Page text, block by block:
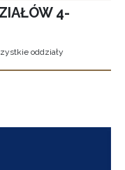
4-
oddziały